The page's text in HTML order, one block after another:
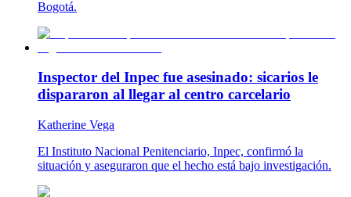
Bogotá.
Inspector del Inpec fue asesinado: sicarios le
dispararon al llegar al centro carcelario
Katherine Vega
El Instituto Nacional Penitenciario, Inpec, confirmó la
situación y aseguraron que el hecho está bajo investigación.